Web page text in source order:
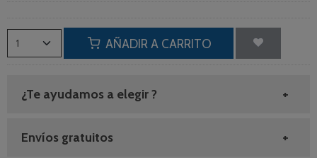
AÑADIR A CARRITO
¿Te ayudamos a elegir ?
Envíos gratuitos